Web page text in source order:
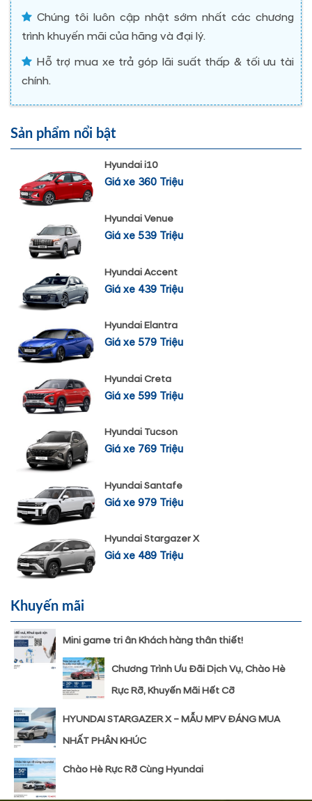
Chúng tôi luôn cập nhật sớm nhất các chương
trình khuyến mãi của hãng và đại lý.
Hỗ trợ mua xe trả góp lãi suất thấp & tối ưu tài
chính.
Sản phẩm nổi bật
Hyundai i10
Giá xe 360 Triệu
Hyundai Venue
Giá xe 539 Triệu
Hyundai Accent
Giá xe 439 Triệu
Hyundai Elantra
Giá xe 579 Triệu
Hyundai Creta
Giá xe 599 Triệu
Hyundai Tucson
Giá xe 769 Triệu
Hyundai Santafe
Giá xe 979 Triệu
Hyundai Stargazer X
Giá xe 489 Triệu
Khuyến mãi
Mini game tri ân Khách hàng thân thiết!
Chương Trình Ưu Đãi Dịch Vụ, Chào Hè
Rực Rỡ, Khuyến Mãi Hết Cỡ
HYUNDAI STARGAZER X – MẪU MPV ĐÁNG MUA
NHẤT PHÂN KHÚC
Chào Hè Rực Rỡ Cùng Hyundai